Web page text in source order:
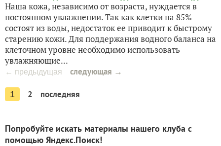
Наша кожа, независимо от возраста, нуждается в
постоянном увлажнении. Так как клетки на 85%
состоят из воды, недостаток ее приводит к быстрому
старению кожи. Для поддержания водного баланса на
клеточном уровне необходимо использовать
увлажняющие...
← предыдущая следующая →
1 2 последняя
Попробуйте искать материалы нашего клуба с
помощью Яндекс.Поиск!